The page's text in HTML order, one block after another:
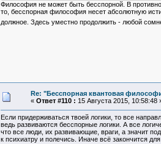
Философия не может быть бесспорной. В
то, бесспорная философия несет абсолютную
должное. Здесь уместно продолжить - любой
Re: "Бесспорная квантовая
« Ответ #110 : 15 Августа 2015, 10:58:48
Если придерживаться твоей логики, то все
ведь развиваются бесспорные логики. А все
что все люди, их развивающие, враги, а значит
к психиатру и полечись. Иначе всё закончится